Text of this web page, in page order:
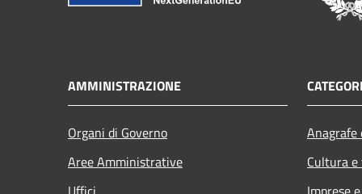
AMMINISTRAZIONE
Organi di Governo
Aree Amministrative
Cultura